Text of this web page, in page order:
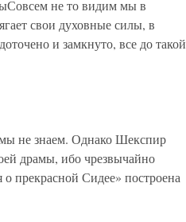
не то видим мы в
свои духовные силы, в
и замкнуто, все до такой
не знаем. Однако Шекспир
драмы, ибо чрезвычайно
прекрасной Сидее» построена